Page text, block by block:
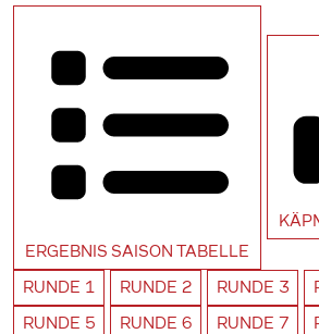
ERGEBNIS SAISON TABELLE
RUNDE 1 RUNDE 2 RUNDE 3
RUNDE 5 RUNDE 6 RUNDE 7